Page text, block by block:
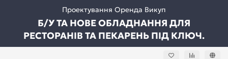
Проектування Оренда Викуп
Б/У ТА НОВЕ ОБЛАДНАННЯ ДЛЯ
РЕСТОРАНІВ ТА ПЕКАРЕНЬ ПІД КЛЮЧ.